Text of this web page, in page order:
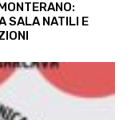
SALA NATILI E